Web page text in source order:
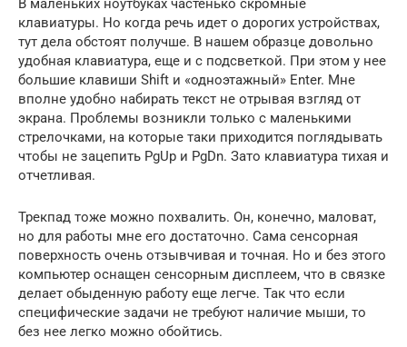
В маленьких ноутбуках частенько скромные
клавиатуры. Но когда речь идет о дорогих устройствах,
тут дела обстоят получше. В нашем образце довольно
удобная клавиатура, еще и с подсветкой. При этом у нее
большие клавиши Shift и «одноэтажный» Enter. Мне
вполне удобно набирать текст не отрывая взгляд от
экрана. Проблемы возникли только с маленькими
стрелочками, на которые таки приходится поглядывать
чтобы не зацепить PgUp и PgDn. Зато клавиатура тихая и
отчетливая.
Трекпад тоже можно похвалить. Он, конечно, маловат,
но для работы мне его достаточно. Сама сенсорная
поверхность очень отзывчивая и точная. Но и без этого
компьютер оснащен сенсорным дисплеем, что в связке
делает обыденную работу еще легче. Так что если
специфические задачи не требуют наличие мыши, то
без нее легко можно обойтись.